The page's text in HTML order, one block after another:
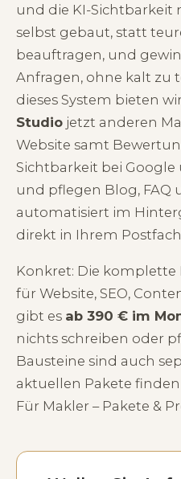
und die KI-
selbst gebaut, statt
beauftragen, und
Anfragen, ohne kalt zu
dieses System bieten
Studio jetzt anderen
Website samt
Sichtbarkeit bei Google
und pflegen Blog,
automatisiert im
direkt in Ihrem
Konkret: Die
für Website, SEO,
gibt es ab 390 € im
nichts schreiben oder
Bausteine sind auch
aktuellen Pakete
Für Makler – Pakete &